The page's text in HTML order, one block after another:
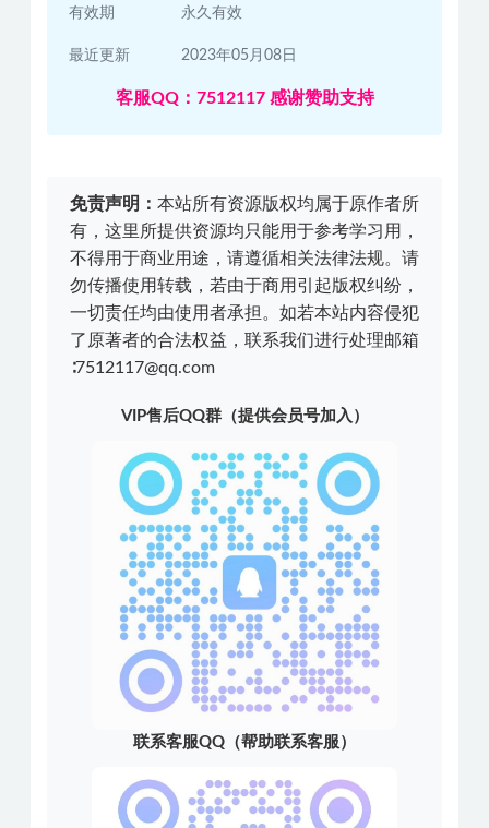
有效期 永久有效
最近更新 2023年05月08日
客服QQ：7512117 感谢赞助支持
免责声明： 本站所有资源版权均属于原作者所
有，这里所提供资源均只能用于参考学习用，
不得用于商业用途，请遵循相关法律法规。请
勿传播使用转载，若由于商用引起版权纠纷，
一切责任均由使用者承担。如若本站内容侵犯
了原著者的合法权益，联系我们进行处理邮箱
∶7512117@qq.com
VIP售后QQ群（提供会员号加入）
联系客服QQ（帮助联系客服）